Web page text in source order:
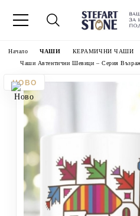
Начало ЧАШИ КЕРАМИЧНИ ЧАШИ
Чаши Автентични Шевици – Серия